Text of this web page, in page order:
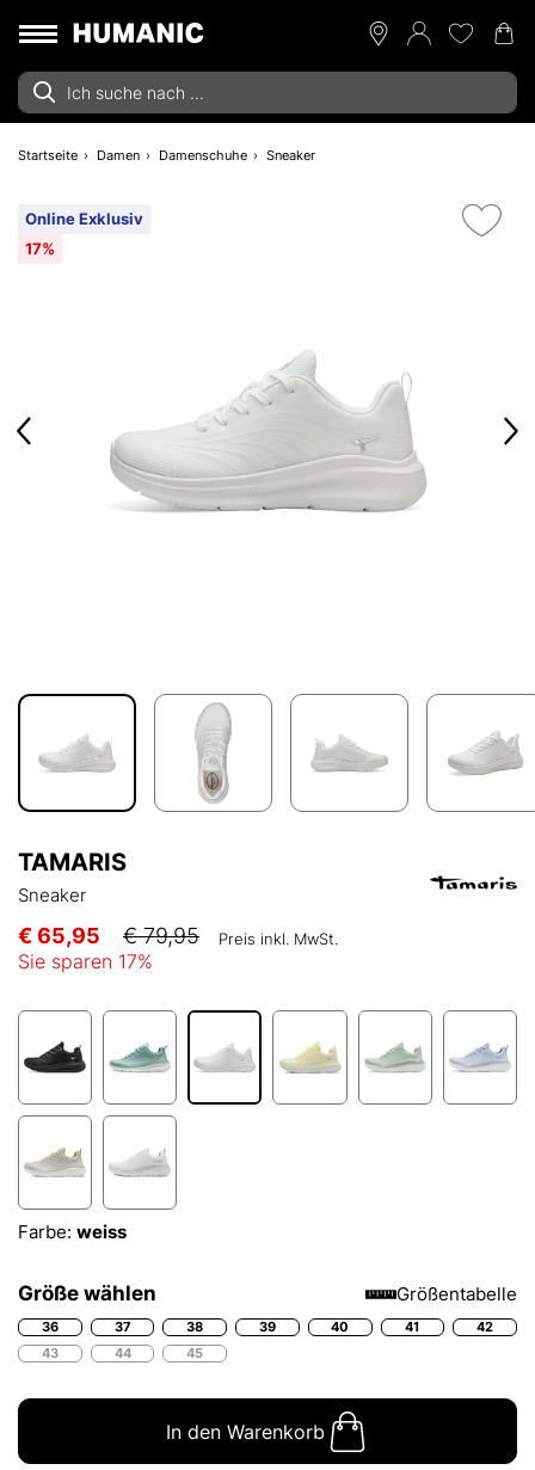
Startseite Damen Damenschuhe Sneaker
Online Exklusiv
17%
TAMARIS
Sneaker
€ 65,95 € 79,95 Preis inkl. MwSt.
Sie sparen 17%
Farbe: weiss
Größe wählen Größentabelle
36 37 38 39 40 41
42
43
44 45
In den Warenkorb